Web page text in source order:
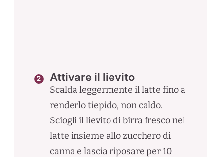
Attivare il lievito
Scalda leggermente il latte fino a
renderlo tiepido, non caldo.
Sciogli il lievito di birra fresco nel
latte insieme allo zucchero di
canna e lascia riposare per 10